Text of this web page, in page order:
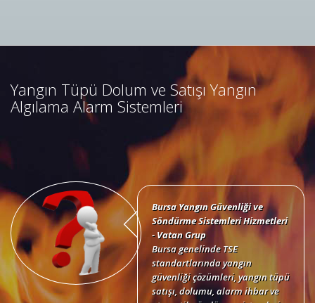
Yangın Tüpü Dolum ve Satışı Yangın
Algılama Alarm Sistemleri
Bursa adresli ve konvansiyonel
yangın alarm sistemleri
projelendirme, duman, ısı,
kombine dedektörler, kontrol
panelleri ve yangın butonları
satış, bakım, montajı.
Devamını Oku
Bursa Yangın Güvenliği ve
Söndürme Sistemleri Hizmetleri
- Vatan Grup
Bursa genelinde TSE
standartlarında yangın
güvenliği çözümleri, yangın tüpü
satışı, dolumu, alarm ihbar ve